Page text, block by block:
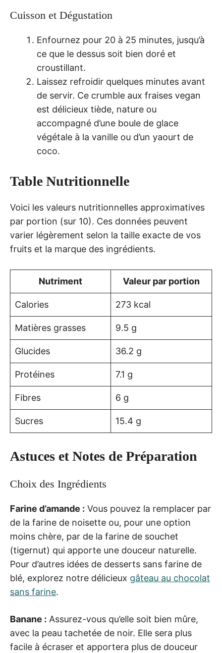
Cuisson et Dégustation
Enfournez pour 20 à 25 minutes, jusqu’à
ce que le dessus soit bien doré et
croustillant.
Laissez refroidir quelques minutes avant
de servir. Ce crumble aux fraises vegan
est délicieux tiède, nature ou
accompagné d’une boule de glace
végétale à la vanille ou d’un yaourt de
coco.
Table Nutritionnelle
Voici les valeurs nutritionnelles approximatives
par portion (sur 10). Ces données peuvent
varier légèrement selon la taille exacte de vos
fruits et la marque des ingrédients.
Nutriment Valeur par portion
Calories 273 kcal
Matières grasses 9.5 g
Glucides 36.2 g
Protéines 7.1 g
Fibres 6 g
Sucres 15.4 g
Astuces et Notes de Préparation
Choix des Ingrédients
Farine d’amande : Vous pouvez la remplacer par
de la farine de noisette ou, pour une option
moins chère, par de la farine de souchet
(tigernut) qui apporte une douceur naturelle.
Pour d’autres idées de desserts sans farine de
blé, explorez notre délicieux gâteau au chocolat
sans farine.
Banane : Assurez-vous qu’elle soit bien mûre,
avec la peau tachetée de noir. Elle sera plus
facile à écraser et apportera plus de douceur